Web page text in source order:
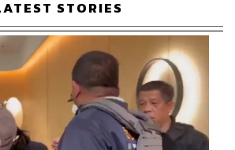
STORIES